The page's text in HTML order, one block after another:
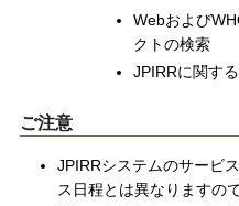
Webおよび
クトの検索
JPIRRに関す
ご注意
JPIRRシステムのサービ
ス日程とは異なりますの